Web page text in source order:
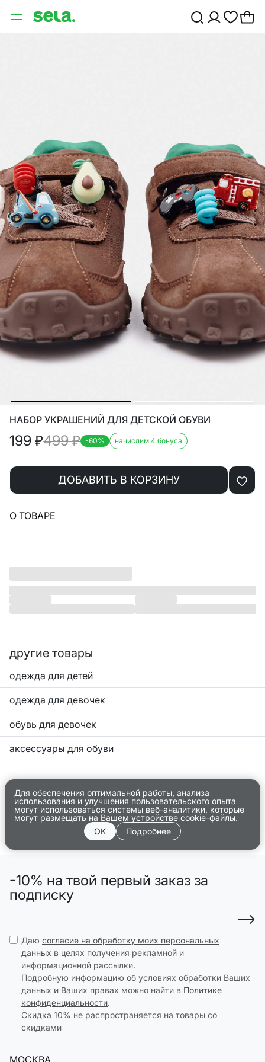
НАБОР УКРАШЕНИЙ ДЛЯ ДЕТСКОЙ ОБУВИ
199 ₽499₽ -60% начислим 4 бонуса
ДОБАВИТЬ В КОРЗИНУ
О ТОВАРЕ
другие товары
одежда для детей
одежда для девочек
обувь для девочек
аксессуары для обуви
Для обеспечения оптимальной работы, анализа
использования и улучшения пользовательского опыта
могут использоваться системы веб-аналитики, которые
могут размещать на Вашем устройстве cookie-файлы.
OK
Подробнее
-10% на твой первый заказ за
подписку
Даю согласие на обработку моих персональных
данных в целях получения рекламной и
информационной рассылки.
Подробную информацию об условиях обработки Ваших
данных и Ваших правах можно найти в Политике
конфиденциальности.
Скидка 10% не распространяется на товары со
скидками
МОСКВА